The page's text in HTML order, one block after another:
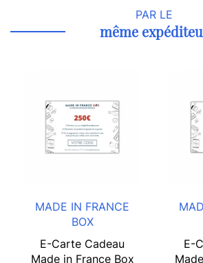
PAR LE
même
MADE IN FRANCE
BOX
E-Carte Cadeau
Made in France Box
E-